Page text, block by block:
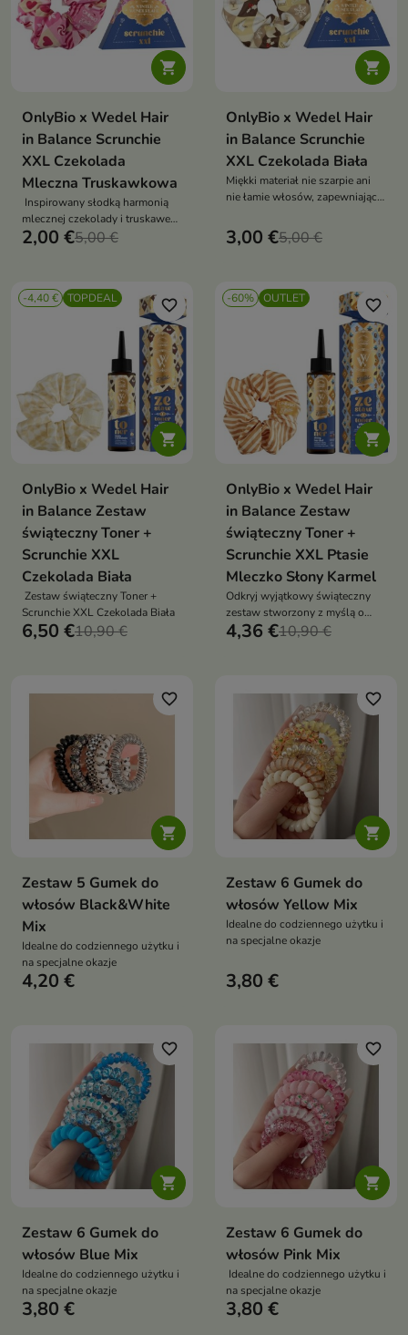

OnlyBio x Wedel Hair
in Balance Scrunchie
XXL Czekolada
Mleczna Truskawkowa
Inspirowany słodką harmonią
mlecznej czekolady i truskawek,
przyciąga uwagę oryginalnym
2,00 €5,00 €

OnlyBio x Wedel Hair
in Balance Scrunchie
XXL Czekolada Biała
Miękki materiał nie szarpie ani
nie łamie włosów, zapewniając
dzień
3,00 €5,00 €
-4,40 € TOPDEAL

favorite_border
OnlyBio x Wedel Hair
in Balance Zestaw
świąteczny Toner +
Scrunchie XXL
Czekolada Biała
Zestaw świąteczny Toner +
Scrunchie XXL Czekolada Biała
6,50 €10,90 €
-60% OUTLET

favorite_border
OnlyBio x Wedel Hair
in Balance Zestaw
świąteczny Toner +
Scrunchie XXL Ptasie
Mleczko Słony Karmel
Odkryj wyjątkowy świąteczny
zestaw stworzony z myślą o
włosach, które zasługują na
4,36 €10,90 €

favorite_border
Zestaw 5 Gumek do
włosów Black&White
Mix
Idealne do codziennego użytku i
na specjalne okazje
4,20 €

favorite_border
Zestaw 6 Gumek do
włosów Yellow Mix
Idealne do codziennego użytku i
na specjalne okazje
3,80 €

favorite_border
Zestaw 6 Gumek do
włosów Blue Mix
Idealne do codziennego użytku i
na specjalne okazje
3,80 €

favorite_border
Zestaw 6 Gumek do
włosów Pink Mix
Idealne do codziennego użytku i
na specjalne okazje
3,80 €